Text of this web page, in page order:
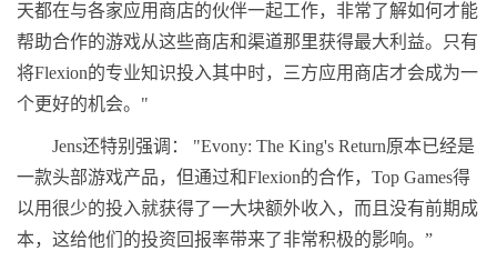
天都在与各家应用商店的伙伴一起工作，非常了解如何才能
帮助合作的游戏从这些商店和渠道那里获得最大利益。只有
将Flexion的专业知识投入其中时，三方应用商店才会成为一
个更好的机会。"
Jens还特别强调： "Evony: The King's Return原本已经是
一款头部游戏产品，但通过和Flexion的合作，Top Games得
以用很少的投入就获得了一大块额外收入，而且没有前期成
本，这给他们的投资回报率带来了非常积极的影响。”